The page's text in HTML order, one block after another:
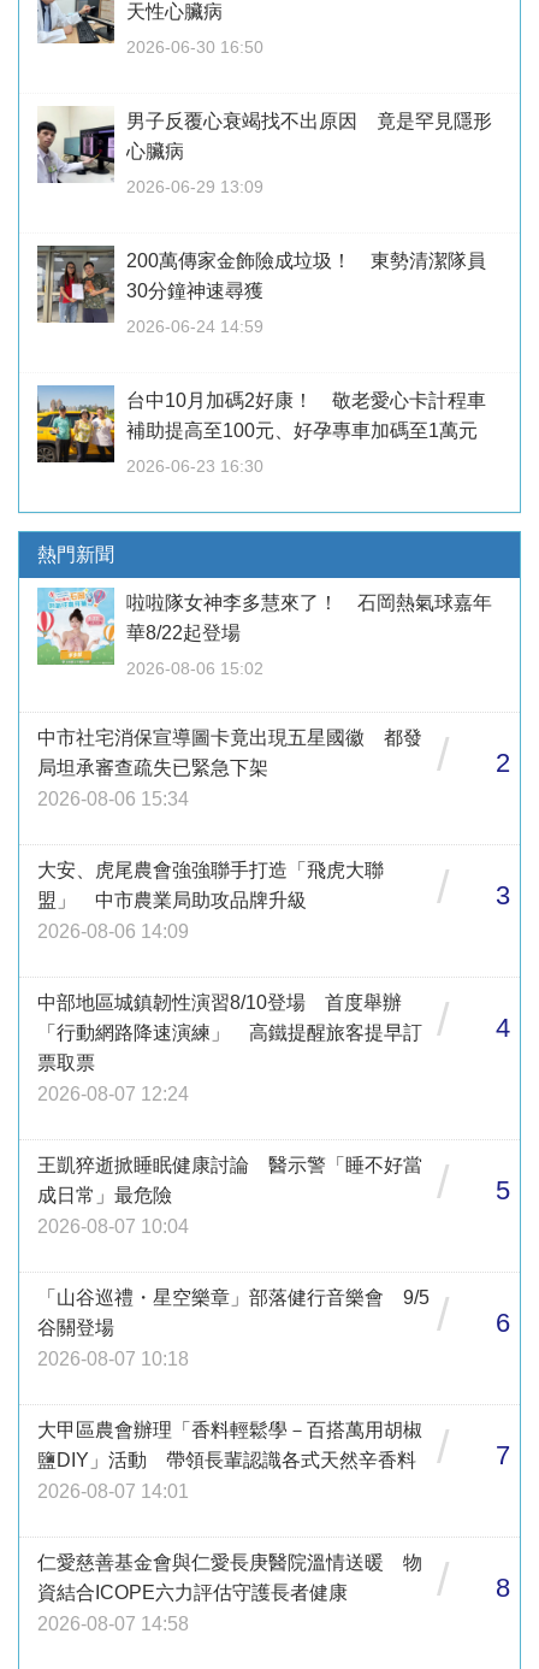
天性心臟病
2026-06-30 16:50
男子反覆心衰竭找不出原因 竟是罕見隱形
心臟病
2026-06-29 13:09
200萬傳家金飾險成垃圾！ 東勢清潔隊員
30分鐘神速尋獲
2026-06-24 14:59
台中10月加碼2好康！ 敬老愛心卡計程車
補助提高至100元、好孕專車加碼至1萬元
2026-06-23 16:30
熱門新聞
啦啦隊女神李多慧來了！ 石岡熱氣球嘉年
華8/22起登場
2026-08-06 15:02
中市社宅消保宣導圖卡竟出現五星國徽 都發
局坦承審查疏失已緊急下架
2026-08-06 15:34
/ 2
大安、虎尾農會強強聯手打造「飛虎大聯
盟」 中市農業局助攻品牌升級
2026-08-06 14:09
/ 3
中部地區城鎮韌性演習8/10登場 首度舉辦
「行動網路降速演練」 高鐵提醒旅客提早訂
票取票
2026-08-07 12:24
/ 4
王凱猝逝掀睡眠健康討論 醫示警「睡不好當
成日常」最危險
2026-08-07 10:04
/ 5
「山谷巡禮・星空樂章」部落健行音樂會 9/5
谷關登場
2026-08-07 10:18
/ 6
大甲區農會辦理「香料輕鬆學－百搭萬用胡椒
鹽DIY」活動 帶領長輩認識各式天然辛香料
2026-08-07 14:01
/ 7
仁愛慈善基金會與仁愛長庚醫院溫情送暖 物
資結合ICOPE六力評估守護長者健康
2026-08-07 14:58
/ 8